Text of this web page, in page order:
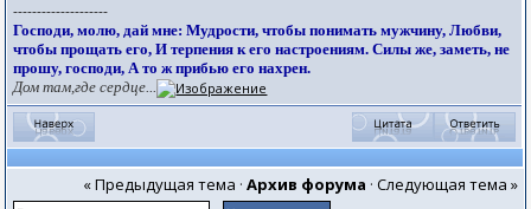
--------------------
Господи, молю, дай мне: Мудрости, чтобы понимать мужчину, Любви,
чтобы прощать его, И терпения к его настроениям. Силы же, заметь, не
прошу, господи, А то ж прибью его нахрен.
Дом там,где сердце...
« Предыдущая тема · Архив форума · Следующая тема »